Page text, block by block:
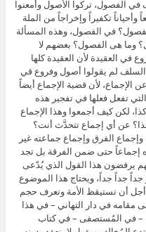
الفصول، تركوا الأصول وأمعنوا
وأحياناً تكفيراً وإخراجاً من الملة
في الفصول، وهذه المسألة
وما هى الفصول؟ بعضهم لا
في العقيدة لأن العقيدة كلها
لم يقولوا أصول وفروع قي
الإجماع، لأن قضية الإجماع أيضاً
تفعل فعلها في تفجير هذه
لكن كيف أجمعوا وهذا الإجماع
عن أي إجماع تتحدَّث أنت؟
الفرق وإجماع جماعته غير
إجماعاً حتى ضمن الفرقة بل تجد
يرفضون هذا القول الذي يُدّعى
جداً جداً جداً، ويحتاج هذا الموضوع
أجل أن تستيقظ الأمة وتعرف حجم
مقامه في دار التهاني – في هذا
– في المُستصفى – في كتاب